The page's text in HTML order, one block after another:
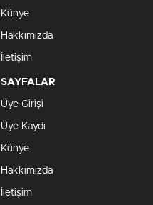
Künye
Hakkımızda
İletişim
SAYFALAR
Üye Girişi
Üye Kaydı
Künye
Hakkımızda
İletişim